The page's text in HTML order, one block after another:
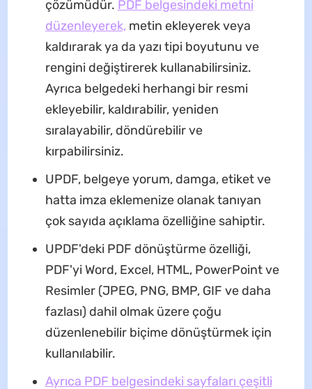
çözümüdür. PDF belgesindeki metni
düzenleyerek,metin ekleyerek veya
kaldırarak ya da yazı tipi boyutunu ve
rengini değiştirerek kullanabilirsiniz.
Ayrıca belgedeki herhangi bir resmi
ekleyebilir, kaldırabilir, yeniden
sıralayabilir, döndürebilir ve
kırpabilirsiniz.
UPDF, belgeye yorum, damga, etiket ve
hatta imza eklemenize olanak tanıyan
çok sayıda açıklama özelliğine sahiptir.
UPDF'deki PDF dönüştürme özelliği,
PDF'yi Word, Excel, HTML, PowerPoint ve
Resimler (JPEG, PNG, BMP, GIF ve daha
fazlası) dahil olmak üzere çoğu
düzenlenebilir biçime dönüştürmek için
kullanılabilir.
Ayrıca PDF belgesindeki sayfaları çeşitli